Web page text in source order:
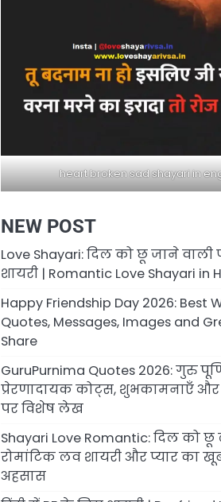
heart broken sad shayari in
NEW POST
Love Shayari: दिल को छू जाने वाली
शायरी | Romantic Love Shayari in
Happy Friendship Day 2026: Best
Quotes, Messages, Images and
Share
GuruPurnima Quotes 2026: गुरु
प्रेरणादायक कोट्स, शुभकामनाएँ
पर विशेष लेख
Shayari Love Romantic: दिल को
रोमांटिक लव शायरी और प्यार का
अहसास